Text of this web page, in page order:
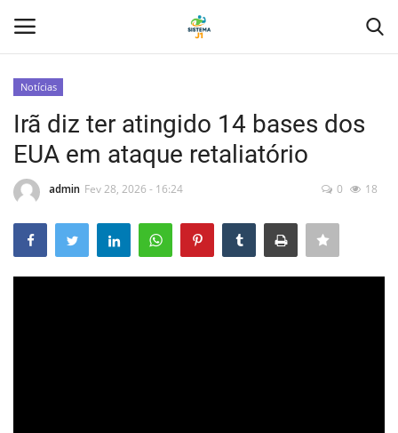
Home
Tecnologia
Politica
Notícias
Irã diz ter atingido 14 bases dos
EUA em ataque retaliatório
admin Fev 28, 2026 - 16:24 0 18